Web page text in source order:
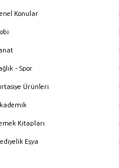
Konular
- Spor
Ürünleri
Kitapları
Eşya